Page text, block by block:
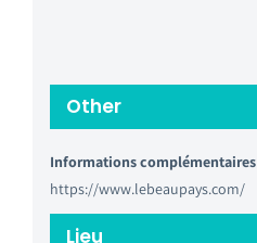
Lieu
Other
Informations complémentaires
https://www.lebeaupays.com/